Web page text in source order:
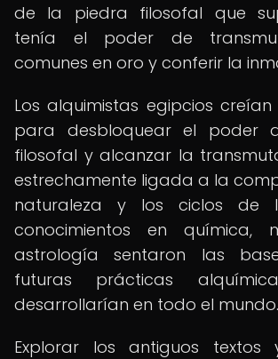
de la piedra filosofal que
tenía el poder de
comunes en oro y conferir la
Los alquimistas egipcios
para desbloquear el poder
filosofal y alcanzar la
estrechamente ligada a la
naturaleza y los ciclos de
conocimientos en química,
astrología sentaron las
futuras prácticas
desarrollarían en todo el mundo.
Explorar los antiguos textos